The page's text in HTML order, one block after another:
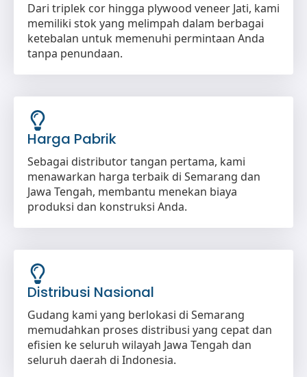
Dari triplek cor hingga plywood veneer Jati, kami
memiliki stok yang melimpah dalam berbagai
ketebalan untuk memenuhi permintaan Anda
tanpa penundaan.
Harga Pabrik
Sebagai distributor tangan pertama, kami
menawarkan harga terbaik di Semarang dan
Jawa Tengah, membantu menekan biaya
produksi dan konstruksi Anda.
Distribusi Nasional
Gudang kami yang berlokasi di Semarang
memudahkan proses distribusi yang cepat dan
efisien ke seluruh wilayah Jawa Tengah dan
seluruh daerah di Indonesia.